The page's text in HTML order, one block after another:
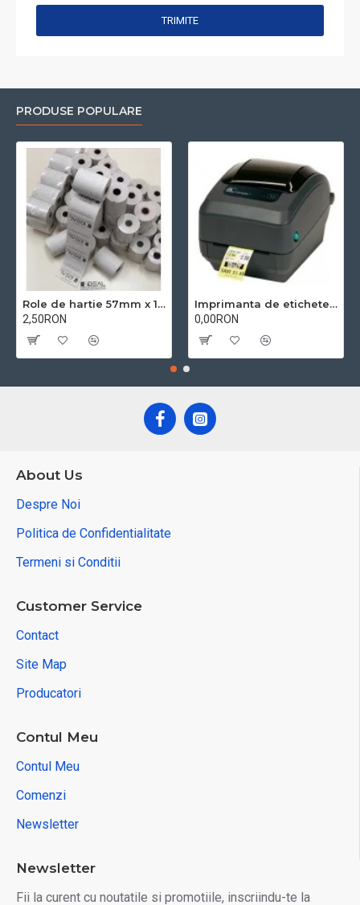
TRIMITE
PRODUSE POPULARE
Role de hartie 57mm x 18m BPA free
2,50RON
Imprimanta de etichete Zebra GK420T
0,00RON
About Us
Despre Noi
Politica de Confidentialitate
Termeni si Conditii
Customer Service
Contact
Site Map
Producatori
Contul Meu
Contul Meu
Comenzi
Newsletter
Newsletter
Fii la curent cu noutatile si promotiile, inscriindu-te la